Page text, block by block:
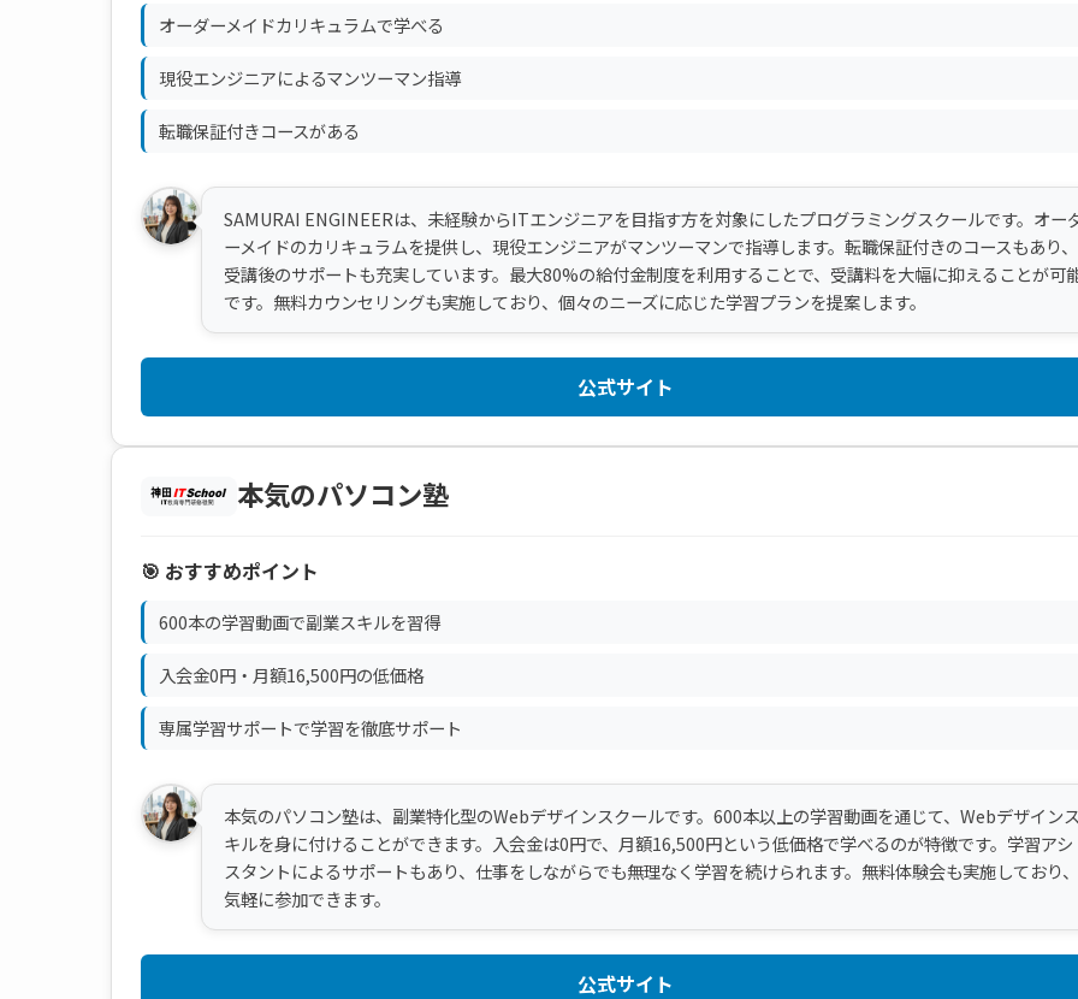
オーダーメイドカリキュラムで学べる
現役エンジニアによるマンツーマン指導
転職保証付きコースがある
SAMURAI ENGINEERは、未経験からITエンジニアを目指す方を対象にしたプログラミングスクールです。オー
ーメイドのカリキュラムを提供し、現役エンジニアがマンツーマンで指導します。転職保証付きのコースもあり、
受講後のサポートも充実しています。最大80%の給付金制度を利用することで、受講料を大幅に抑えることが可
です。無料カウンセリングも実施しており、個々のニーズに応じた学習プランを提案します。
公式サイト
本気のパソコン塾
🎯 おすすめポイント
600本の学習動画で副業スキルを習得
入会金0円・月額16,500円の低価格
専属学習サポートで学習を徹底サポート
本気のパソコン塾は、副業特化型のWebデザインスクールです。600本以上の学習動画を通じて、Webデザイン
キルを身に付けることができます。入会金は0円で、月額16,500円という低価格で学べるのが特徴です。学習アシ
スタントによるサポートもあり、仕事をしながらでも無理なく学習を続けられます。無料体験会も実施しており、
気軽に参加できます。
公式サイト